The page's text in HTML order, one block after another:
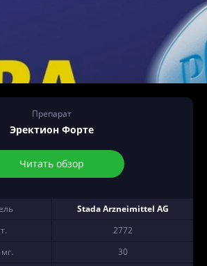
Препарат
Эректион Форте
Читать обзор
Stada Arzneimittel AG
2772
30